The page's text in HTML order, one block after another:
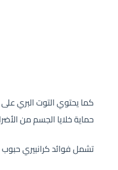
كما يحتوي التوت البري
حماية خلايا الجسم من
تشمل فوائد كرانبيري حبوب